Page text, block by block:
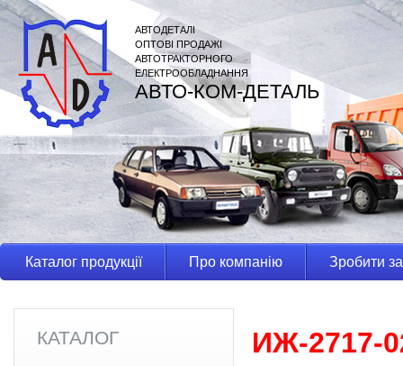
АВТОДЕТАЛІ
ОПТОВІ ПРОДАЖІ
АВТОТРАКТОРНОГО
ЕЛЕКТРООБЛАДНАННЯ
АВТО-КОМ-ДЕТАЛЬ
Каталог продукції Про компанію Зробити
КАТАЛОГ ИЖ-2717-